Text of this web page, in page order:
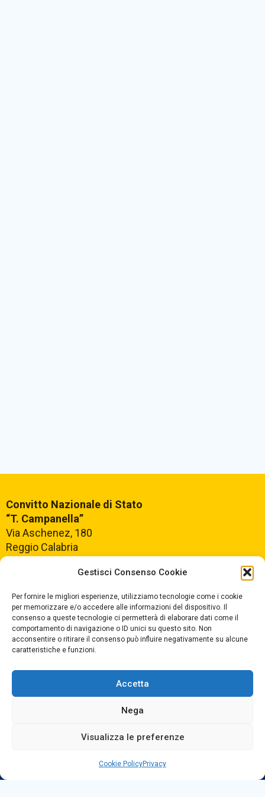
Gestisci Consenso Cookie
Per fornire le migliori esperienze, utilizziamo tecnologie come i cookie
per memorizzare e/o accedere alle informazioni del dispositivo. Il
consenso a queste tecnologie ci permetterà di elaborare dati come il
comportamento di navigazione o ID unici su questo sito. Non
acconsentire o ritirare il consenso può influire negativamente su alcune
caratteristiche e funzioni.
Accetta
Nega
Visualizza le preferenze
Cookie PolicyPrivacy
Convitto Nazionale di Stato
“T. Campanella”
Via Aschenez, 180
Reggio Calabria
Segreteria +39096520527
Fax +390965499420
E-mail:rcvc010005@istruzione.it
ORARIO DI APERTURA